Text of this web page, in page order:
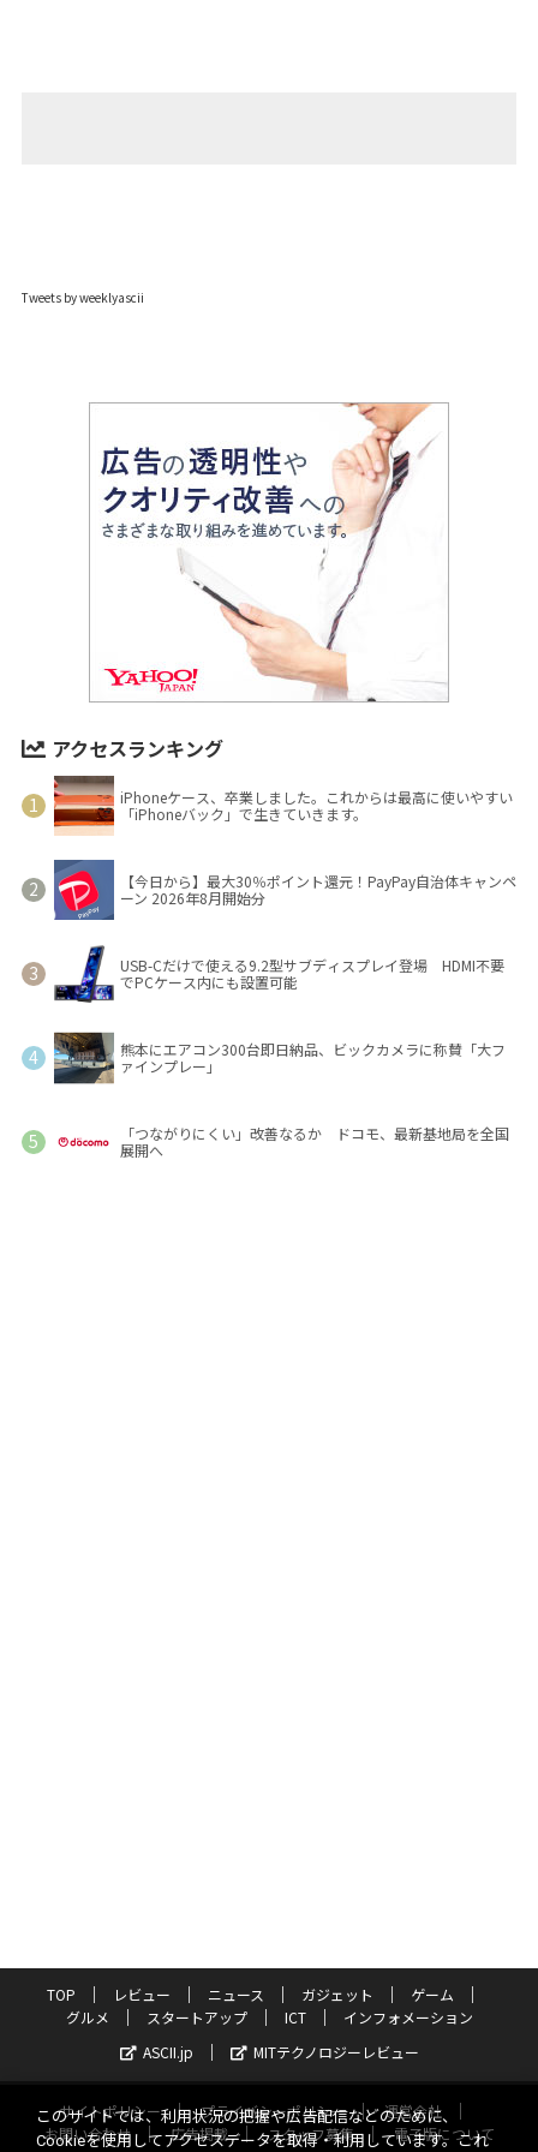
Tweets by weeklyascii
アクセスランキング
iPhoneケース、卒業しました。これからは最高に使いやすい
「iPhoneバック」で生きていきます。
【今日から】最大30％ポイント還元！PayPay自治体キャンペ
ーン 2026年8月開始分
USB-Cだけで使える9.2型サブディスプレイ登場 HDMI不要
でPCケース内にも設置可能
熊本にエアコン300台即日納品、ビックカメラに称賛「大フ
ァインプレー」
「つながりにくい」改善なるか ドコモ、最新基地局を全国
展開へ
TOP レビュー ニュース ガジェット
ゲーム
グルメ
スタートアップ ICT
インフォメーション
ASCII.jp
MITテクノロジーレビュー
サイトポリシー プライバシーポリシー
運営会社
お問い合わせ
広告掲載 スタッフ募集 電子版について
このサイトでは、利用状況の把握や広告配信などのために、
Cookieを使用してアクセスデータを取得・利用しています。これ